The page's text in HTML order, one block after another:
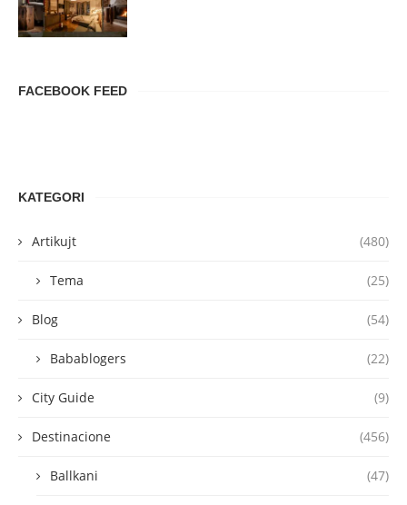
FACEBOOK FEED
KATEGORI
Artikujt (480)
Tema (25)
Blog (54)
Babablogers (22)
City Guide (9)
Destinacione (456)
Ballkani (47)